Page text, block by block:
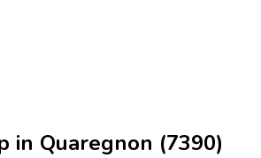
in Quaregnon (7390)